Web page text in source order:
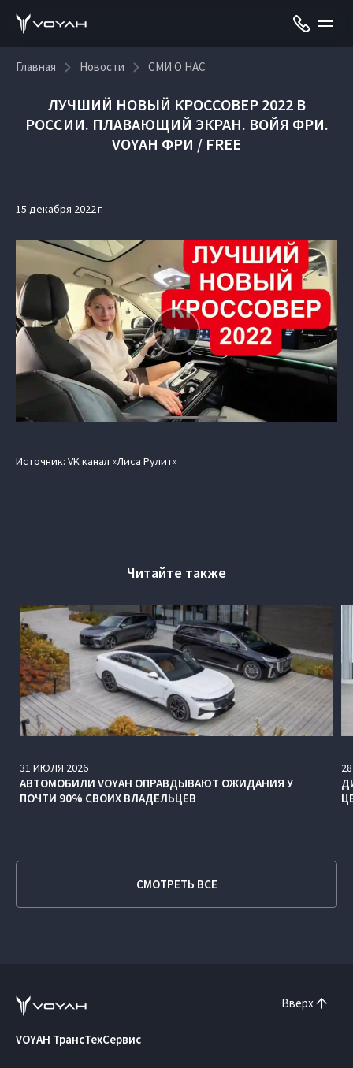
Главная Новости СМИ О НАС
ЛУЧШИЙ НОВЫЙ КРОССОВЕР 2022 В
РОССИИ. ПЛАВАЮЩИЙ ЭКРАН. ВОЙЯ ФРИ.
VOYAH ФРИ / FREE
15 декабря 2022 г.
Источник: VK канал «Лиса Рулит»
Читайте также
31 ИЮЛЯ 2026
АВТОМОБИЛИ VOYAH ОПРАВДЫВАЮТ ОЖИДАНИЯ У
ПОЧТИ 90% СВОИХ ВЛАДЕЛЬЦЕВ
28
СМОТРЕТЬ ВСЕ
Вверх
VOYAH ТрансТехСервис